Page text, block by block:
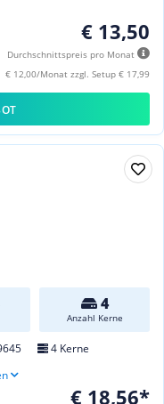
€ 13,50
Durchschnittspreis pro Monat
€ 12,00/Monat zzgl. Setup € 17,99
4
Anzahl Kerne
4 Kerne
€ 18,56*